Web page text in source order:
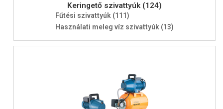
Keringető szivattyúk (124)
Fűtési szivattyúk (111)
Használati meleg víz szivattyúk (13)